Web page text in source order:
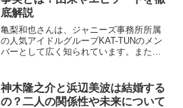
底解説
亀梨和也さんは、ジャニーズ事務所所属
の人気アイドルグループKAT-TUNのメン
バーとして広く知られています。また、
この記事では、彼の本名「亀梨和也」に
焦点を当て、その由来...
神木隆之介と浜辺美波は結婚する
の？二人の関係性や未来について